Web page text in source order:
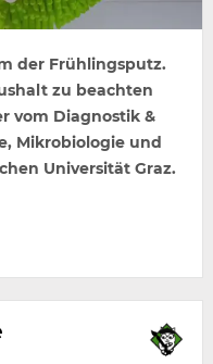
der Frühlingsputz.
zu beachten
vom Diagnostik &
Mikrobiologie und
Universität Graz.